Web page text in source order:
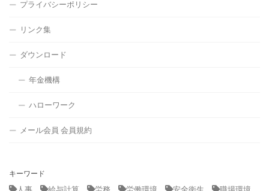
プライバシーポリシー
リンク集
ダウンロード
年金機構
ハローワーク
メール会員 会員規約
キーワード